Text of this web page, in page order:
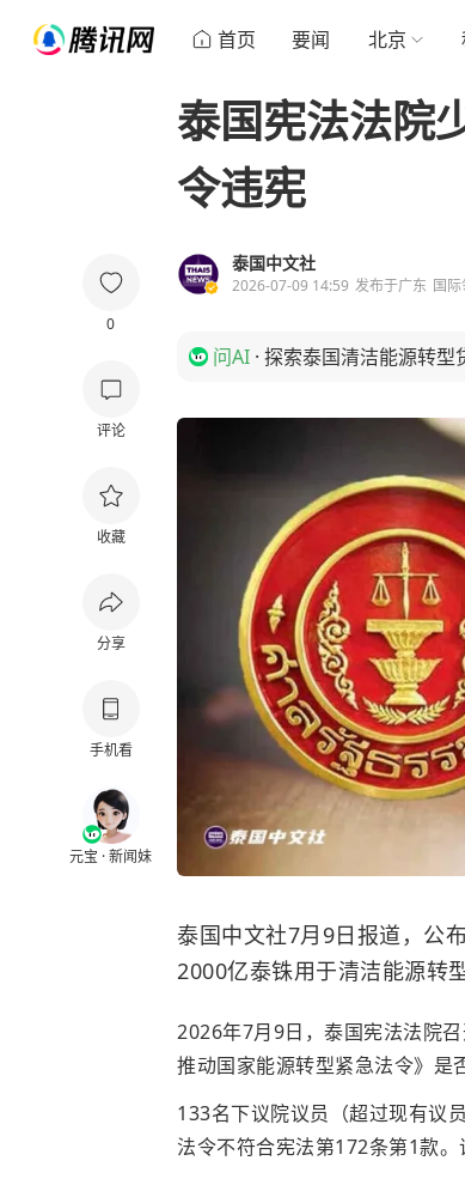
首页 要闻 北京
0
评论
收藏
分享
手机看
元宝 · 新闻妹
泰国宪法法院
令违宪
泰国中文社
2026-07-09 14:59 发布于广东 国
问AI · 探索泰国清洁能源转型
泰国中文社7月9日报道，公
2000亿泰铢用于清洁能源转
2026年7月9日，泰国宪法法院
推动国家能源转型紧急法令》是
133名下议院议员（超过现有议
法令不符合宪法第172条第1款。